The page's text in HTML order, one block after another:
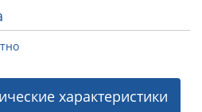
характеристики